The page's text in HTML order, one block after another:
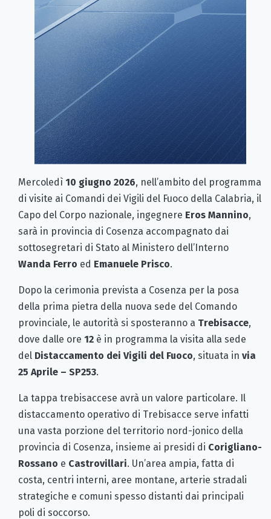
Mercoledì 10 giugno 2026, nell’ambito del programma
di visite ai Comandi dei Vigili del Fuoco della Calabria, il
Capo del Corpo nazionale, ingegnere Eros Mannino,
sarà in provincia di Cosenza accompagnato dai
sottosegretari di Stato al Ministero dell’Interno
Wanda Ferro ed Emanuele Prisco.
Dopo la cerimonia prevista a Cosenza per la posa
della prima pietra della nuova sede del Comando
provinciale, le autorità si sposteranno a Trebisacce,
dove dalle ore 12 è in programma la visita alla sede
del Distaccamento dei Vigili del Fuoco, situata in via
25 Aprile – SP253.
La tappa trebisaccese avrà un valore particolare. Il
distaccamento operativo di Trebisacce serve infatti
una vasta porzione del territorio nord-jonico della
provincia di Cosenza, insieme ai presidi di Corigliano-
Rossano e Castrovillari. Un’area ampia, fatta di
costa, centri interni, aree montane, arterie stradali
strategiche e comuni spesso distanti dai principali
poli di soccorso.